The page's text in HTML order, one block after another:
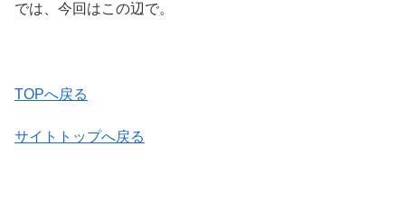
では、今回はこの辺で。
TOPへ戻る
サイトトップへ戻る